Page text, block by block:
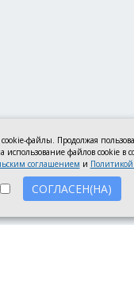
файлы. Продолжая
использование файлов cookie в
соглашением и
СОГЛАСЕН(НА)